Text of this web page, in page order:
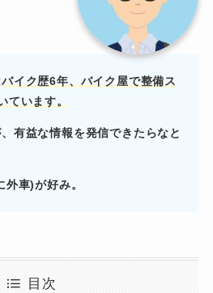
バイク歴6年、バイク屋で整備ス
ています。
有益な情報を発信できたらなと
車)が好み。
目次